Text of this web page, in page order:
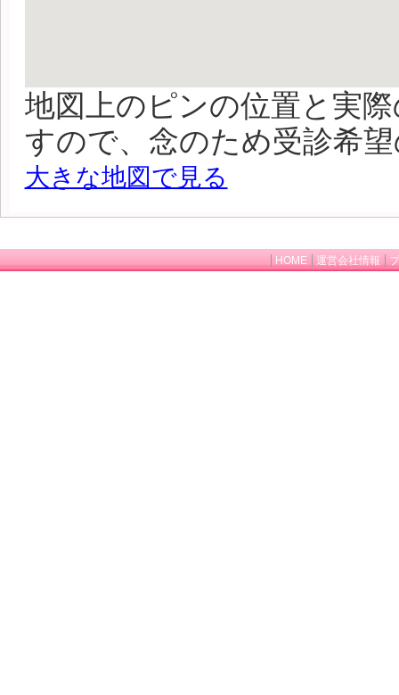
地図上のピンの位置と実
すので、念のため受診希
大きな地図で見る
HOME 運営会社情報